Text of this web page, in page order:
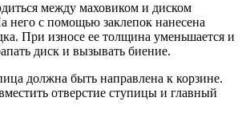
между маховиком и диском
него с помощью заклепок нанесена
При износе ее толщина уменьшается и
диск и вызывать биение.
должна быть направлена к корзине.
отверстие ступицы и главный